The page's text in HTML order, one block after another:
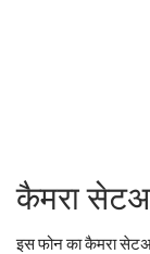
कैमरा
इस फोन का कैमरा